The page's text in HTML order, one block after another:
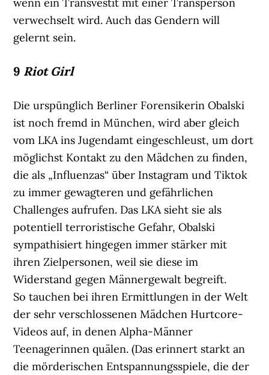
wenn ein Transvestit mit einer Transperson
verwechselt wird. Auch das Gendern will
gelernt sein.
9 Riot Girl
Die urspünglich Berliner Forensikerin Obalski
ist noch fremd in München, wird aber gleich
vom LKA ins Jugendamt eingeschleust, um dort
möglichst Kontakt zu den Mädchen zu finden,
die als „Influenzas“ über Instagram und Tiktok
zu immer gewagteren und gefährlichen
Challenges aufrufen. Das LKA sieht sie als
potentiell terroristische Gefahr, Obalski
sympathisiert hingegen immer stärker mit
ihren Zielpersonen, weil sie diese im
Widerstand gegen Männergewalt begreift.
So tauchen bei ihren Ermittlungen in der Welt
der sehr verschlossenen Mädchen Hurtcore-
Videos auf, in denen Alpha-Männer
Teenagerinnen quälen. (Das erinnert starkt an
die mörderischen Entspannungsspiele, die der